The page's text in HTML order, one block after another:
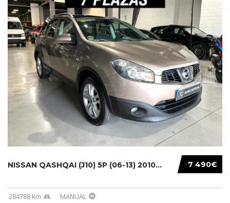
7 490€
NISSAN QASHQAI (J10) 5P (06-13) 2010...
284788 km MANUAL